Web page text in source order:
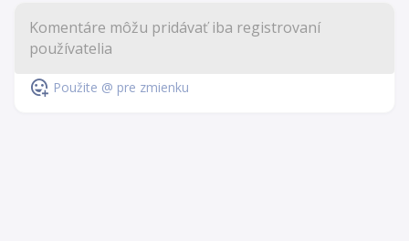
Použite @ pre zmienku